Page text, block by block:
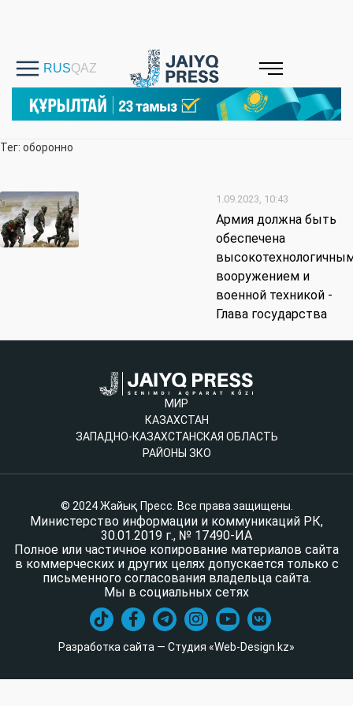
Тег: оборонно
1.09.2023, 10:43
Армия должна быть
обеспечена
вооружением и
военной техникой -
Глава государства
МИР
КАЗАХСТАН
ЗАПАДНО-КАЗАХСТАНСКАЯ ОБЛАСТЬ
РАЙОНЫ ЗКО
© 2024 Жайық Пресс. Все права защищены.
Министерство информации и коммуникаций РК,
30.01.2019 г., № 17490-ИА
Полное или частичное копирование материалов сайта
в коммерческих и других целях допускается только с
письменного согласования владельца сайта.
Мы в социальных сетях
Разработка сайта — Студия «Web-Design.kz»